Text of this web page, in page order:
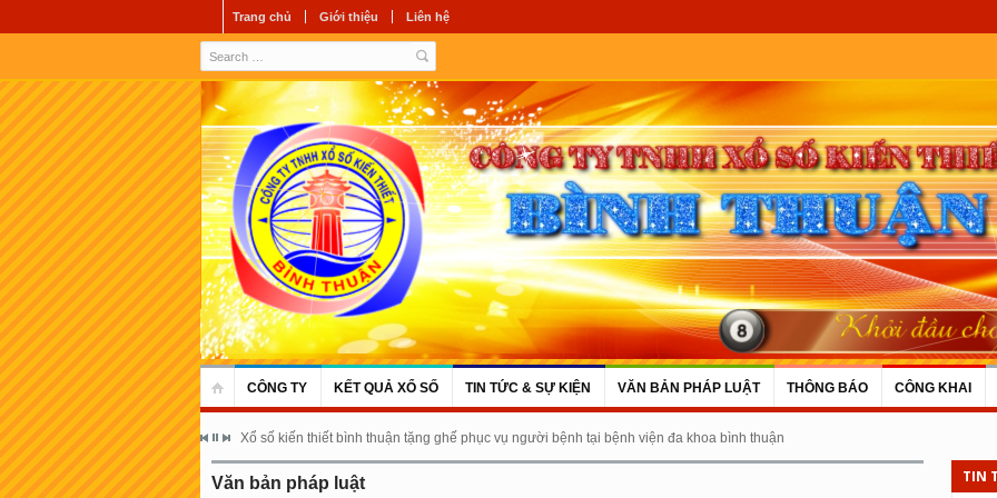
Trang chủ Giới thiệu Liên hệ
CÔNG TY KẾT QUẢ XỔ SỐ TIN TỨC & SỰ KIỆN VĂN BẢN PHÁP LUẬT THÔNG BÁO CÔNG KHAI
Xổ số kiến thiết bình thuận tặng ghế phục vụ người bệnh tại bệnh viện đa khoa bình thuận
Văn bản pháp luật TIN